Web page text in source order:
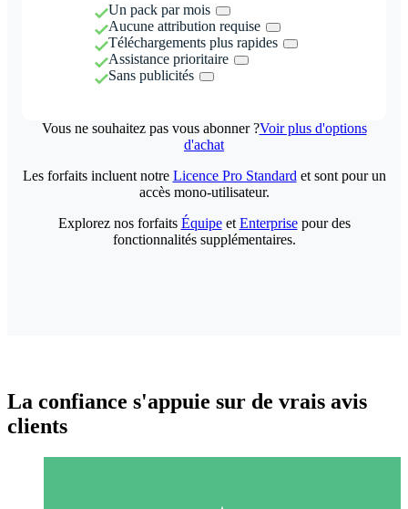
Un pack par mois
Aucune attribution requise
Téléchargements plus rapides
Assistance prioritaire
Sans publicités
Vous ne souhaitez pas vous abonner ?Voir plus d'options
d'achat
Les forfaits incluent notre Licence Pro Standard et sont pour un
accès mono-utilisateur.
Explorez nos forfaits Équipeet Enterprisepour des
fonctionnalités supplémentaires.
La confiance s'appuie sur de vrais avis
clients